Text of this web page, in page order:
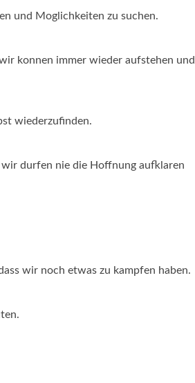
und Moglichkeiten zu suchen.
konnen immer wieder aufstehen und
wiederzufinden.
durfen nie die Hoffnung aufklaren
wir noch etwas zu kampfen haben.